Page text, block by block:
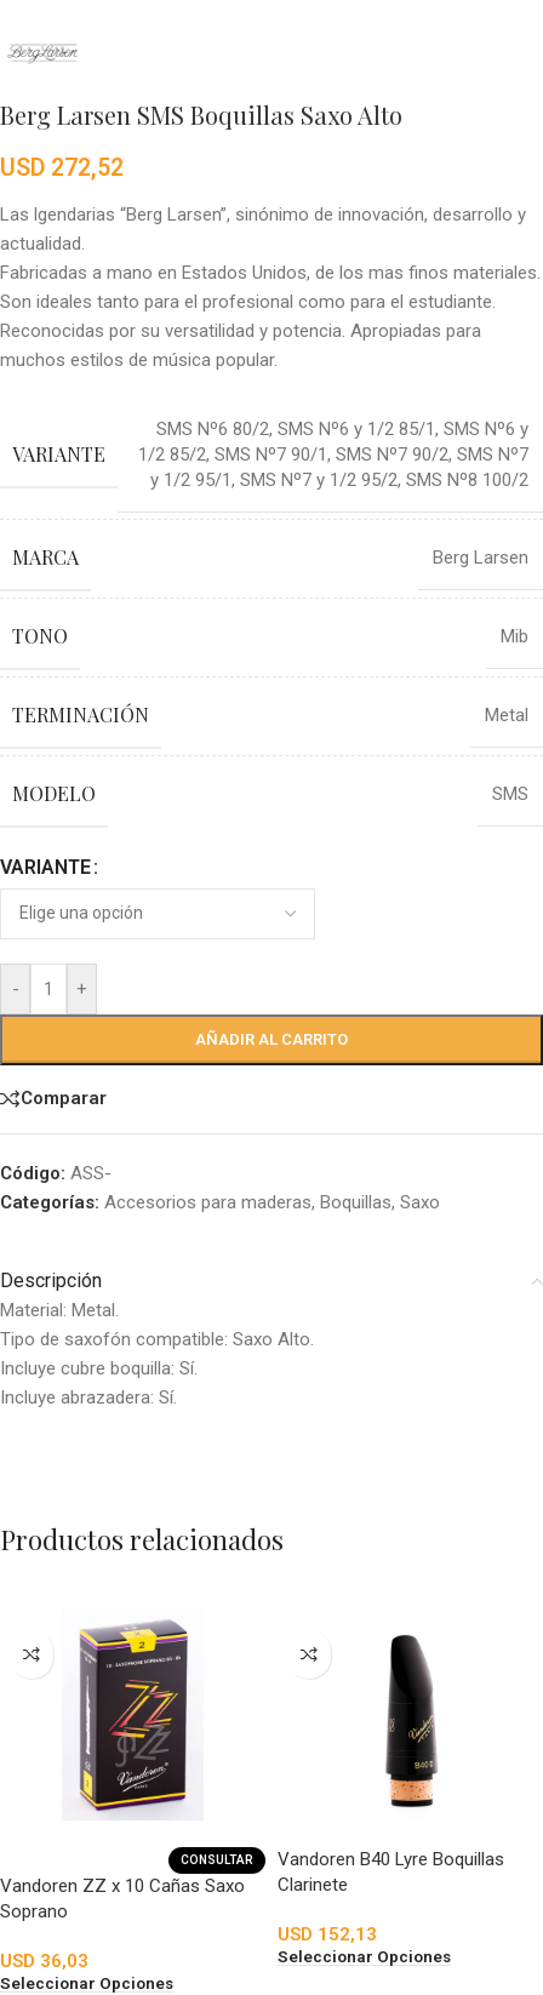
Berg Larsen SMS Boquillas Saxo Alto
USD 272,52
Las lgendarias “Berg Larsen”, sinónimo de innovación, desarrollo y
actualidad.
Fabricadas a mano en Estados Unidos, de los mas finos materiales.
Son ideales tanto para el profesional como para el estudiante.
Reconocidas por su versatilidad y potencia. Apropiadas para
muchos estilos de música popular.
VARIANTE
SMS Nº6 80/2, SMS Nº6 y 1/2 85/1, SMS Nº6 y
1/2 85/2, SMS Nº7 90/1, SMS Nº7 90/2, SMS Nº7
y 1/2 95/1, SMS Nº7 y 1/2 95/2, SMS Nº8 100/2
MARCA Berg Larsen
TONO Mib
TERMINACIÓN Metal
MODELO SMS
VARIANTE
- +
AÑADIR AL CARRITO
Comparar
Código: ASS-
Categorías: Accesorios para maderas, Boquillas, Saxo
Descripción
Material: Metal.
Tipo de saxofón compatible: Saxo Alto.
Incluye cubre boquilla: Sí.
Incluye abrazadera: Sí.
Productos relacionados
CONSULTAR
Vandoren ZZ x 10 Cañas Saxo
Soprano
USD 36,03
Seleccionar Opciones
Vandoren B40 Lyre Boquillas
Clarinete
USD 152,13
Seleccionar Opciones